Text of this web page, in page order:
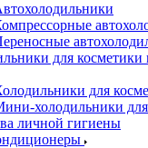
для косметики
для
холодильники
личной гигиены